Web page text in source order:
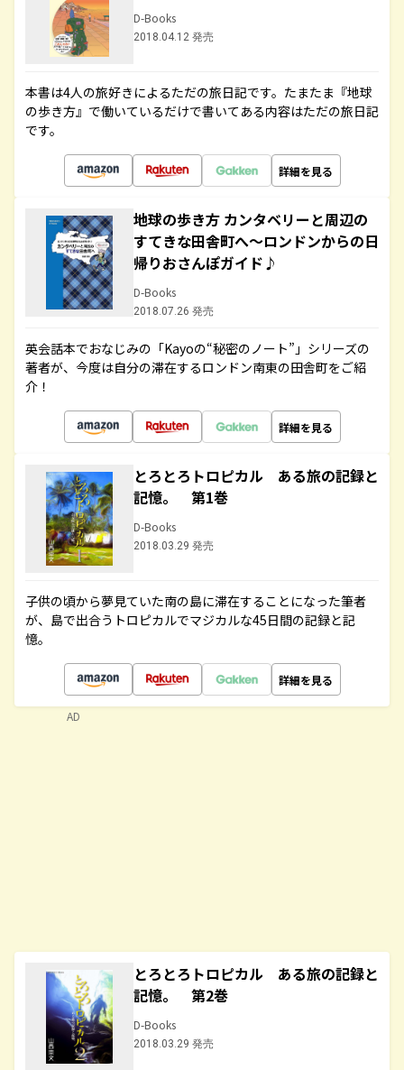
D-Books
2018.04.12 発売
本書は4人の旅好きによるただの旅日記です。たまたま『地球
の歩き方』で働いているだけで書いてある内容はただの旅日記
です。
詳細を見る
地球の歩き方 カンタベリーと周辺の
すてきな田舎町へ～ロンドンからの日
帰りおさんぽガイド♪
D-Books
2018.07.26 発売
英会話本でおなじみの「Kayoの“秘密のノート”」シリーズの
著者が、今度は自分の滞在するロンドン南東の田舎町をご紹
介！
詳細を見る
とろとろトロピカル ある旅の記録と
記憶。 第1巻
D-Books
2018.03.29 発売
子供の頃から夢見ていた南の島に滞在することになった筆者
が、島で出合うトロピカルでマジカルな45日間の記録と記
憶。
詳細を見る
とろとろトロピカル ある旅の記録と
記憶。 第2巻
D-Books
2018.03.29 発売
AD